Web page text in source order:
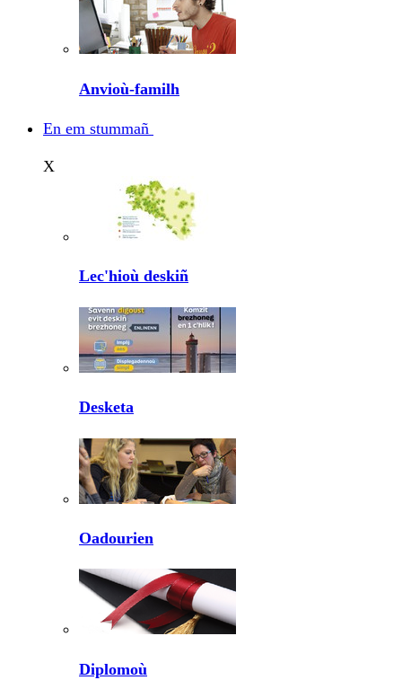
Anvioù-familh
En em stummañ
X
Lec'hioù deskiñ
Desketa
Oadourien
Diplomoù